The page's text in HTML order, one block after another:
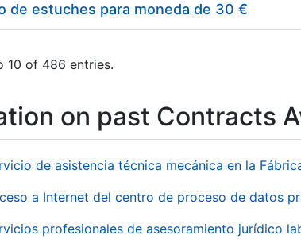
de estuches para moneda de 30 €
10 of 486 entries.
on past Contracts
de asistencia técnica mecánica en la
a Internet del centro de proceso de datos
profesionales de asesoramiento jurídico